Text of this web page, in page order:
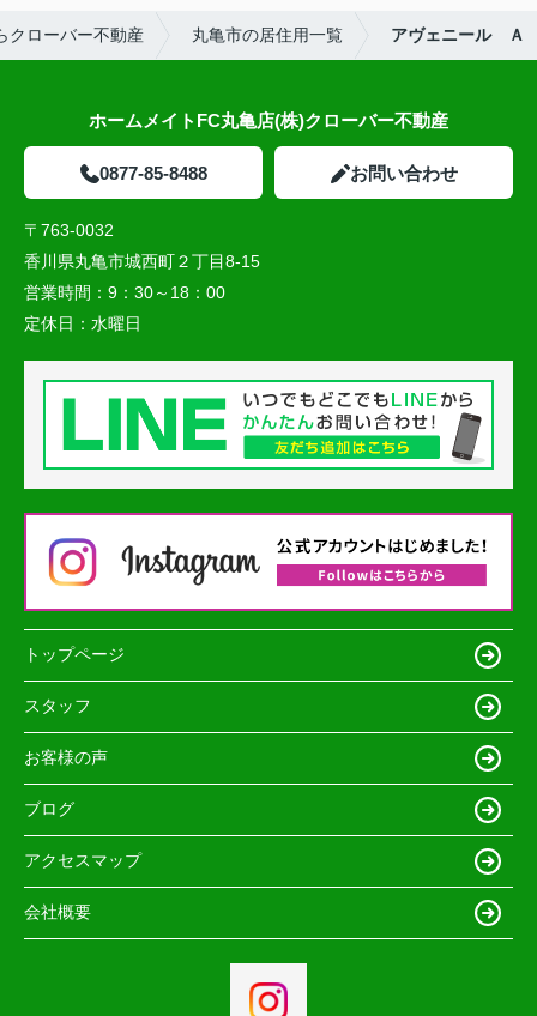
クローバー不動産 丸亀市の居住用一覧 アヴェニール Ａ
ホームメイトFC丸亀店(株)クローバー不動産
0877-85-8488 お問い合わせ
〒763-0032
香川県丸亀市城西町２丁目8-15
営業時間： 9：30～18：00
定休日： 水曜日
トップページ
スタッフ
お客様の声
ブログ
アクセスマップ
会社概要